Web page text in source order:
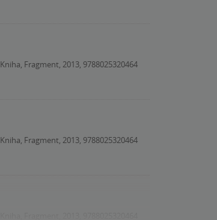
Kniha, Fragment, 2013, 9788025320464
Kniha, Fragment, 2013, 9788025320464